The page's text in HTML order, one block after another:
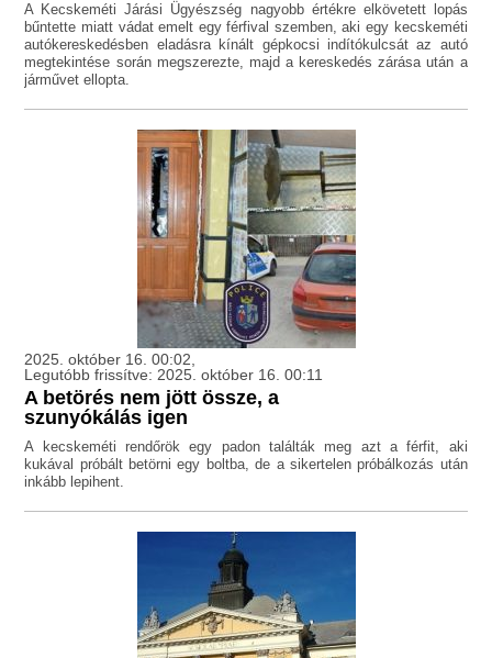
A Kecskeméti Járási Ügyészség nagyobb értékre elkövetett lopás
bűntette miatt vádat emelt egy férfival szemben, aki egy kecskeméti
autókereskedésben eladásra kínált gépkocsi indítókulcsát az autó
megtekintése során megszerezte, majd a kereskedés zárása után a
járművet ellopta.
2025. október 16. 00:02,
Legutóbb frissítve: 2025. október 16. 00:11
A betörés nem jött össze, a
szunyókálás igen
A kecskeméti rendőrök egy padon találták meg azt a férfit, aki
kukával próbált betörni egy boltba, de a sikertelen próbálkozás után
inkább lepihent.